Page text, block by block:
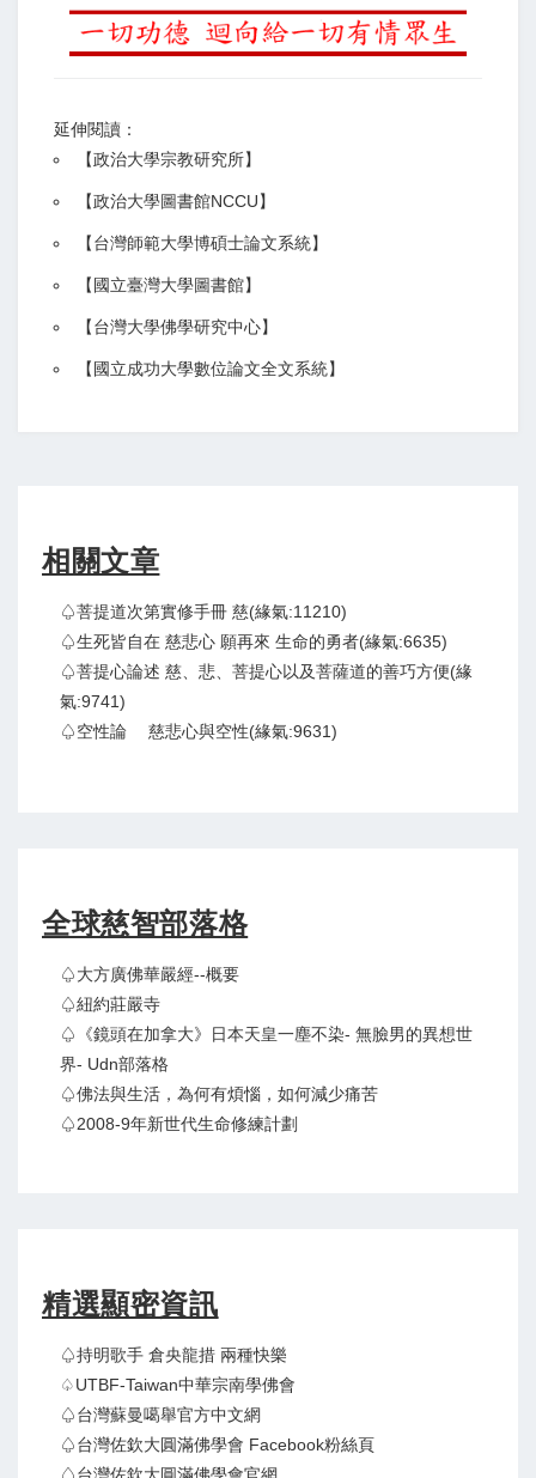
延伸閱讀：
【政治大學宗教研究所】
【政治大學圖書館NCCU】
【台灣師範大學博碩士論文系統】
【 國立臺灣大學圖書館】
【台灣大學佛學研究中心】
【 國立成功大學數位論文全文系統】
相關文章
♤菩提道次第實修手冊 慈(緣氣:11210)
♤生死皆自在 慈悲心 願再來 生命的勇者(緣氣:6635)
♤菩提心論述 慈、悲、菩提心以及菩薩道的善巧方便(緣
氣:9741)
♤空性論 慈悲心與空性(緣氣:9631)
全球慈智部落格
♤大方廣佛華嚴經--概要
♤紐約莊嚴寺
♤《鏡頭在加拿大》日本天皇一塵不染- 無臉男的異想世
界- Udn部落格
♤佛法與生活，為何有煩惱，如何減少痛苦
♤2008-9年新世代生命修練計劃
精選顯密資訊
♤持明歌手 倉央龍措 兩種快樂
♤UTBF-Taiwan中華宗南學佛會
♤台灣蘇曼噶舉官方中文網
♤台灣佐欽大圓滿佛學會 Facebook粉絲頁